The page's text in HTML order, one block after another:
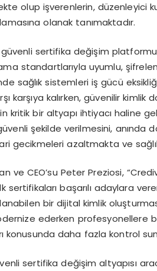
olup işverenlerin, düzenleyici
ına olanak tanımaktadır.
üvenli sertifika değişim
standartlarıyla uyumlu, ş
sağlık sistemleri işgücü eksikliğ
şı karşıya kalırken, güvenilir kimlik
in kritik bir altyapı ihtiyacı haline
üvenli şekilde verilmesini, anında
gecikmeleri azaltmakta ve sağlı
ve CEO’su Peter Preziosi,
sertifikalarıbaşarılı adaylara
bir dijital kimlik oluş
ederken profesyonellere
ı konusunda daha fazla kontrol
venli sertifika değişim altyapısı